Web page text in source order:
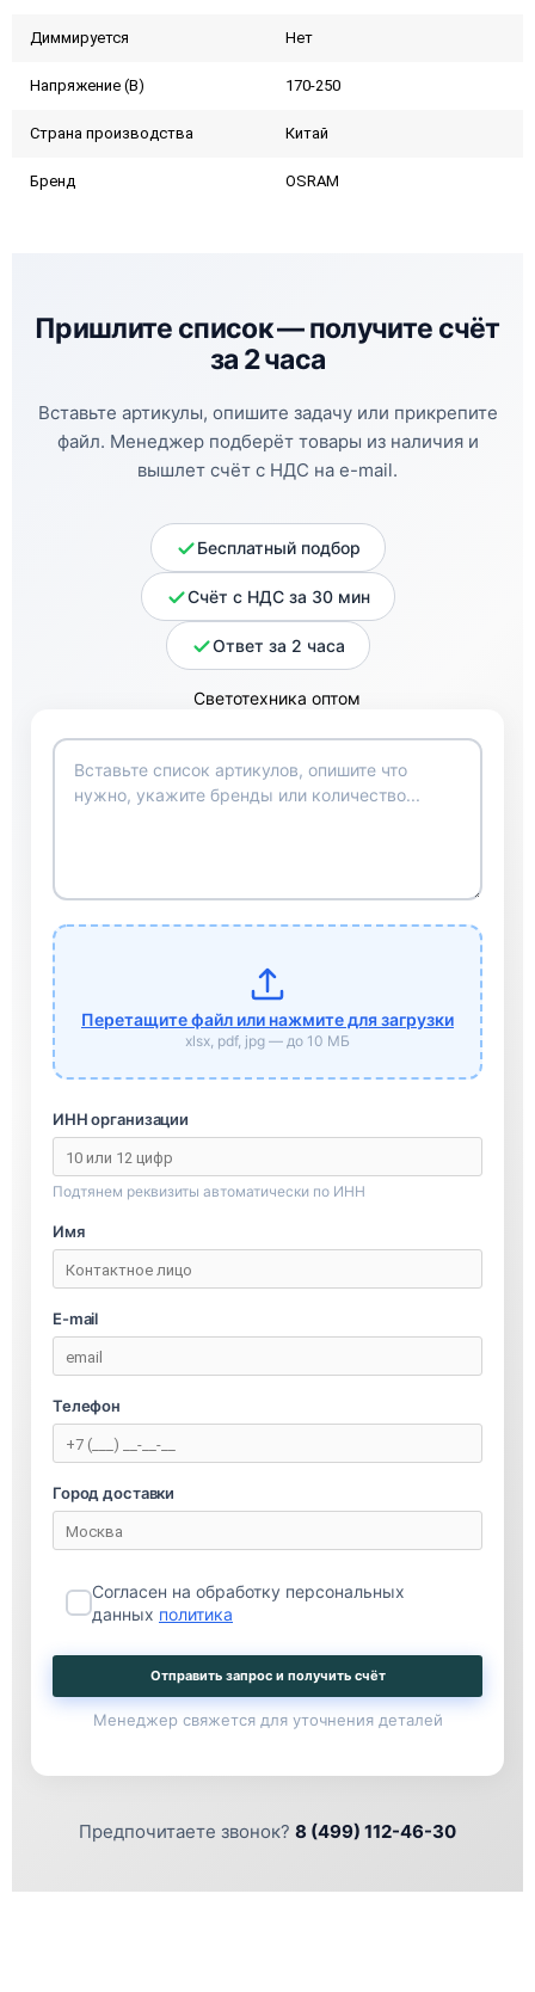
Диммируется Нет
Напряжение (В) 170-250
Страна производства Китай
Бренд OSRAM
Пришлите список —получите счёт
за 2 часа
Вставьте артикулы, опишите задачу или прикрепите
файл. Менеджер подберёт товары из наличия и
вышлет счёт с НДС на e-mail.
Бесплатный подбор
Счёт с НДС за 30 мин
Ответ за 2 часа
Перетащите файл или нажмите для загрузки
xlsx, pdf, jpg — до 10 МБ
ИНН организации
Подтянем реквизиты автоматически по ИНН
Имя
E-mail
Телефон
Город доставки
Согласен на обработку персональных
данных политика
Отправить запрос и получить счёт
Менеджер свяжется для уточнения деталей
Предпочитаете звонок? 8 (499) 112-46-30